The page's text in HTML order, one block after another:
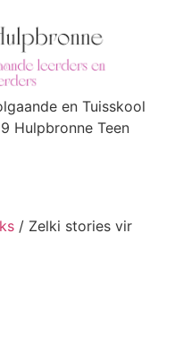
en Tuisskool
Hulpbronne Teen
/ Zelki stories vir